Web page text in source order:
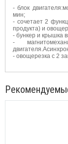
- блок
мин;
- сочетает 2
продукта) и
- бункер и крышка
-
- овощерезка с 2